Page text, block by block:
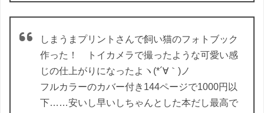
しまうまプリントさんで飼い猫のフォトブック
作った！ トイカメラで撮ったような可愛い感
じの仕上がりになったよヽ(*´∀｀)ノ
フルカラーのカバー付き144ページで1000円以
下……安いし早いしちゃんとした本だし最高で